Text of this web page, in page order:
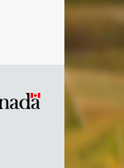
Symbole